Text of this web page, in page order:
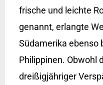
frische und leichte
genannt, erlangte
Südamerika ebenso
Philippinen. Obwohl
dreißigjähriger